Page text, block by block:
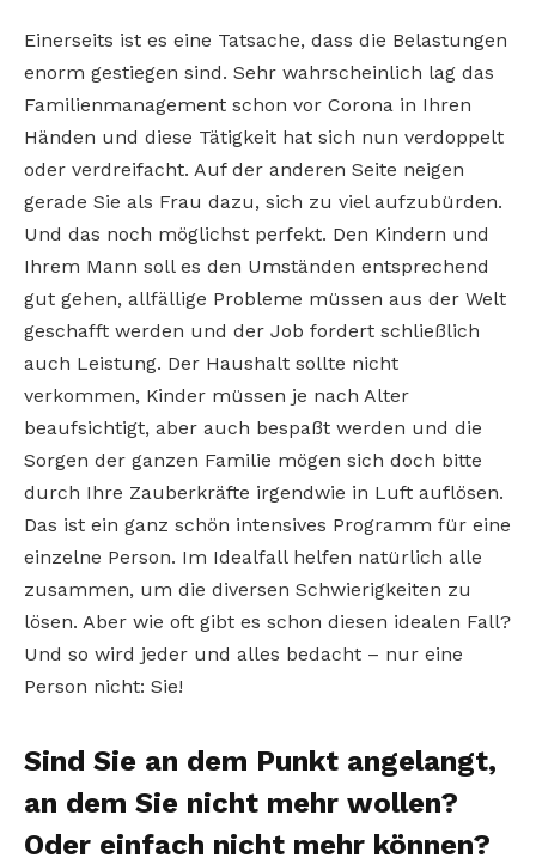
Einerseits ist es eine Tatsache, dass die Belastungen
enorm gestiegen sind. Sehr wahrscheinlich lag das
Familienmanagement schon vor Corona in Ihren
Händen und diese Tätigkeit hat sich nun verdoppelt
oder verdreifacht. Auf der anderen Seite neigen
gerade Sie als Frau dazu, sich zu viel aufzubürden.
Und das noch möglichst perfekt. Den Kindern und
Ihrem Mann soll es den Umständen entsprechend
gut gehen, allfällige Probleme müssen aus der Welt
geschafft werden und der Job fordert schließlich
auch Leistung. Der Haushalt sollte nicht
verkommen, Kinder müssen je nach Alter
beaufsichtigt, aber auch bespaßt werden und die
Sorgen der ganzen Familie mögen sich doch bitte
durch Ihre Zauberkräfte irgendwie in Luft auflösen.
Das ist ein ganz schön intensives Programm für eine
einzelne Person. Im Idealfall helfen natürlich alle
zusammen, um die diversen Schwierigkeiten zu
lösen. Aber wie oft gibt es schon diesen idealen Fall?
Und so wird jeder und alles bedacht – nur eine
Person nicht: Sie!
Sind Sie an dem Punkt angelangt,
an dem Sie nicht mehr wollen?
Oder einfach nicht mehr können?